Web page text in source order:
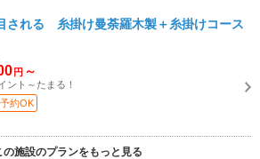
される 糸掛け曼荼羅木製＋糸掛けコース
円 ～
ント～たまる！
約OK
の施設のプランをもっと見る